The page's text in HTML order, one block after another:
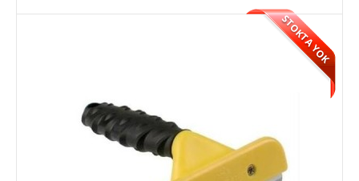
STOKTA YOK